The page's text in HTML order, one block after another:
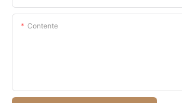
Contente